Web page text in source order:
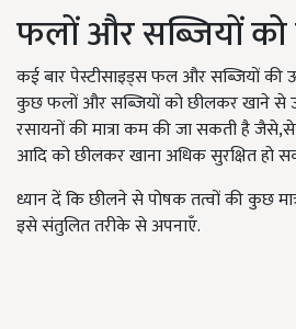
फलों और सब्जियों
कई बार पेस्टीसाइड्स फल और सब्जियों की
कुछ फलों और सब्जियों को छीलकर खाने से
रसायनों की मात्रा कम की जा सकती है
आदि को छीलकर खाना अधिक सुरक्षित हो
ध्यान दें कि छीलने से पोषक तत्वों की कुछ
इसे संतुलित तरीके से अपनाएँ.